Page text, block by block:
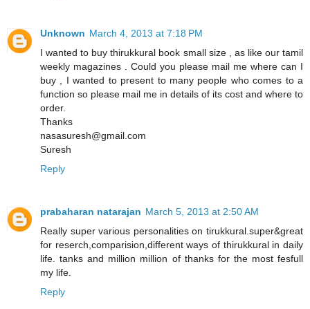
Unknown March 4, 2013 at 7:18 PM
I wanted to buy thirukkural book small size , as like our tamil
weekly magazines . Could you please mail me where can I
buy , I wanted to present to many people who comes to a
function so please mail me in details of its cost and where to
order.
Thanks
nasasuresh@gmail.com
Suresh
Reply
prabaharan natarajan March 5, 2013 at 2:50 AM
Really super various personalities on tirukkural.super&great
for reserch,comparision,different ways of thirukkural in daily
life. tanks and million million of thanks for the most fesfull
my life.
Reply